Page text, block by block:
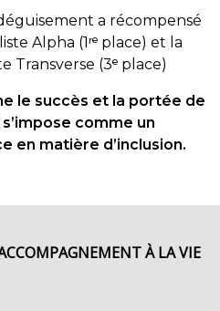
a récompensé
Alpha (1ʳᵉ place) et la
Transverse (3ᵉ place)
le succès et la portée de
comme un
en matière d’inclusion.
À LA VIE